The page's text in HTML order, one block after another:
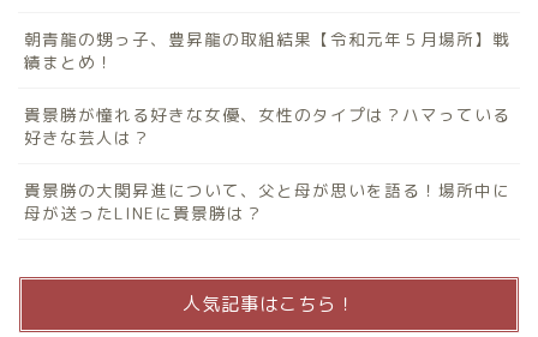
朝青龍の甥っ子、豊昇龍の取組結果【令和元年５月場所】戦
績まとめ！
貴景勝が憧れる好きな女優、女性のタイプは？ハマっている
好きな芸人は？
貴景勝の大関昇進について、父と母が思いを語る！場所中に
母が送ったLINEに貴景勝は？
人気記事はこちら！